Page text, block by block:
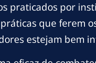
praticados por
que ferem
estejam bem